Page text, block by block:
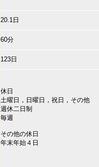
20.1日
60分
123日
休日
土曜日，日曜日，祝日，その他
週休二日制
毎週
その他の休日
年末年始４日